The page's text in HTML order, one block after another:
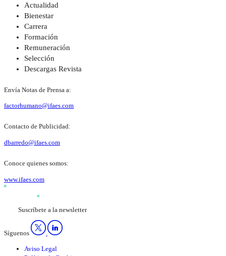
Actualidad
Bienestar
Carrera
Formación
Remuneración
Selección
Descargas Revista
Envía Notas de Prensa a:
factorhumano@ifaes.com
Contacto de Publicidad:
dbarredo@ifaes.com
Conoce quienes somos:
www.ifaes.com
Suscríbete a la newsletter
Síguenos
Aviso Legal